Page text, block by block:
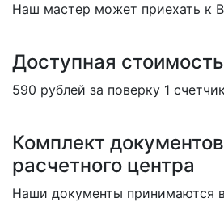
Наш мастер может приехать к
Доступная
590 рублей за поверку 1
Комплект
расчетного центра
Наши документы принимаются